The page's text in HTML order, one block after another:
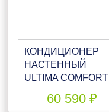
КОНДИЦИОНЕР
НАСТЕННЫЙ
ULTIMA COMFORT
60 590 ₽